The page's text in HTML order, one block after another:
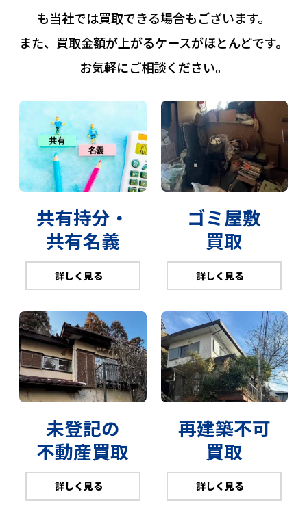
も当社では買取できる場合もございます。
また、買取金額が上がるケースがほとんどです。
お気軽にご相談ください。
共有持分・
共有名義
詳しく見る
ゴミ屋敷
買取
詳しく見る
未登記の
不動産買取
詳しく見る
再建築不可
買取
詳しく見る